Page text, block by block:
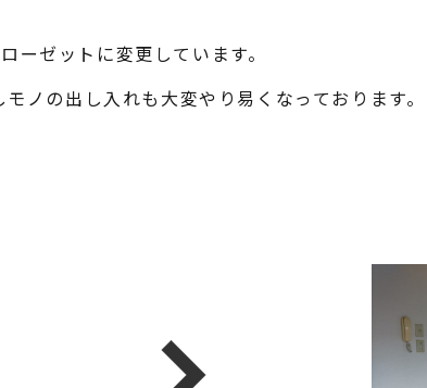
ーゼットに変更しています。
ノの出し入れも大変やり易くなっております。